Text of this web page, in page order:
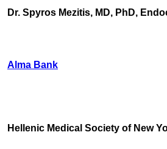
Dr. Spyros Mezitis, MD, PhD,
Alma Bank
Hellenic Medical Society of New